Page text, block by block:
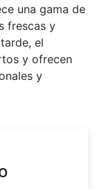
una gama de
frescas y
el
y ofrecen
y